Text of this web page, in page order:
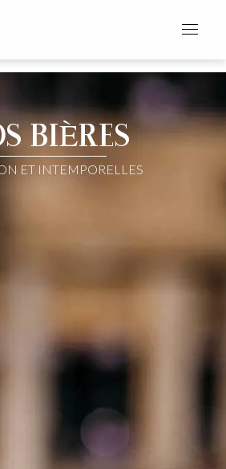
BIÈRES
ET INTEMPORELLES